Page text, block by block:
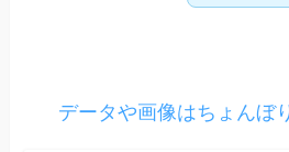
データや画像はちょんぼ